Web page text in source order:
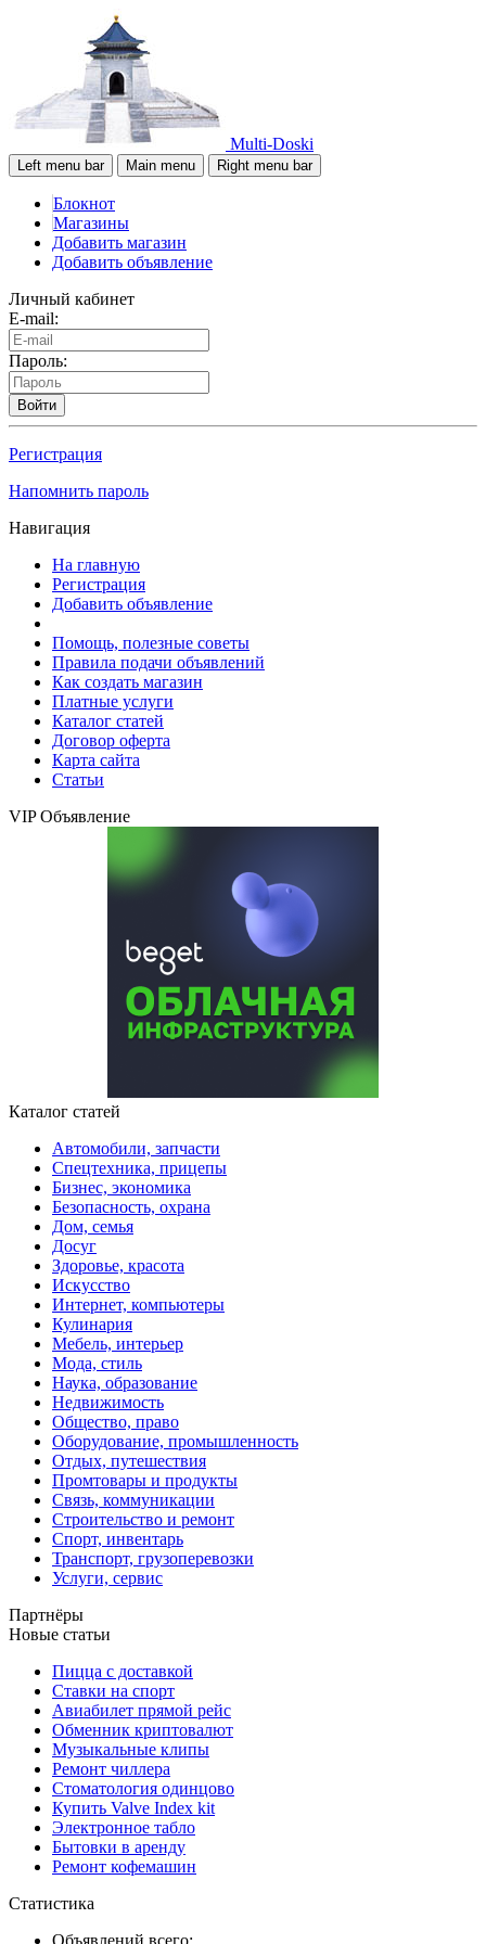
Multi-Doski
Left menu bar Main menu Right menu bar
Блокнот
Магазины
Добавить магазин
Добавить объявление
Личный кабинет
E-mail:
Пароль:
Войти
Регистрация
Напомнить пароль
Навигация
На главную
Регистрация
Добавить объявление
Помощь, полезные советы
Правила подачи объявлений
Как создать магазин
Платные услуги
Каталог статей
Договор оферта
Карта сайта
Статьи
VIP Объявление
Каталог статей
Автомобили, запчасти
Спецтехника, прицепы
Бизнес, экономика
Безопасность, охрана
Дом, семья
Досуг
Здоровье, красота
Искусство
Интернет, компьютеры
Кулинария
Мебель, интерьер
Мода, стиль
Наука, образование
Недвижимость
Общество, право
Оборудование, промышленность
Отдых, путешествия
Промтовары и продукты
Связь, коммуникации
Строительство и ремонт
Спорт, инвентарь
Транспорт, грузоперевозки
Услуги, сервис
Партнёры
Новые статьи
Пицца с доставкой
Ставки на спорт
Авиабилет прямой рейс
Обменник криптовалют
Музыкальные клипы
Ремонт чиллера
Стоматология одинцово
Купить Valve Index kit
Электронное табло
Бытовки в аренду
Ремонт кофемашин
Статистика
Объявлений всего: